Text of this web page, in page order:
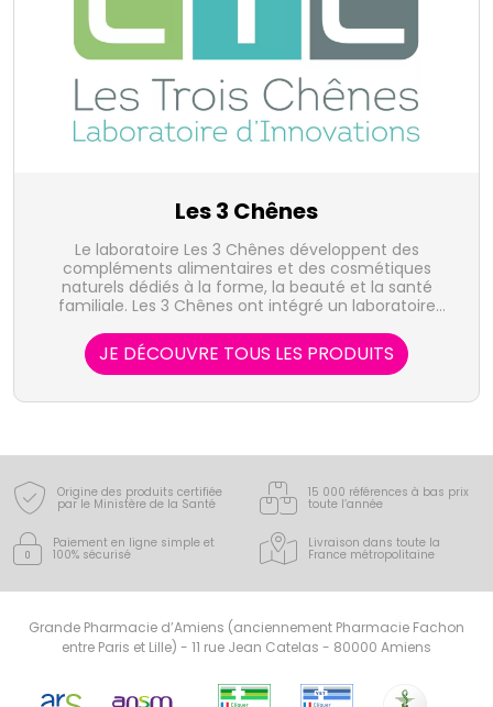
Les 3 Chênes
Le laboratoire Les 3 Chênes développent des
compléments alimentaires et des cosmétiques
naturels dédiés à la forme, la beauté et la santé
familiale. Les 3 Chênes ont intégré un laboratoire
l'intégralité de la fabrication à la distribution des
produits présentés.
JE DÉCOUVRE TOUS LES PRODUITS
Origine des produits certifiée
par le Ministère de la Santé
15 000 références à bas prix
toute l’année
Paiement en ligne simple et
100% sécurisé
Livraison dans toute la
France métropolitaine
Grande Pharmacie d’Amiens (anciennement Pharmacie Fachon
entre Paris et Lille) - 11 rue Jean Catelas - 80000 Amiens